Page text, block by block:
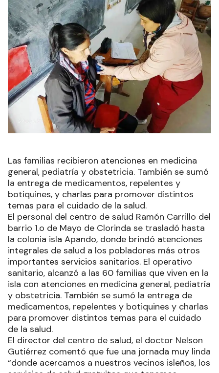
Las familias recibieron atenciones en medicina
general, pediatría y obstetricia. También se sumó
la entrega de medicamentos, repelentes y
botiquines, y charlas para promover distintos
temas para el cuidado de la salud.
El personal del centro de salud Ramón Carrillo del
barrio 1.o de Mayo de Clorinda se trasladó hasta
la colonia isla Apando, donde brindó atenciones
integrales de salud a los pobladores más otros
importantes servicios sanitarios. El operativo
sanitario, alcanzó a las 60 familias que viven en la
isla con atenciones en medicina general, pediatría
y obstetricia. También se sumó la entrega de
medicamentos, repelentes y botiquines y charlas
para promover distintos temas para el cuidado
de la salud.
El director del centro de salud, el doctor Nelson
Gutiérrez comentó que fue una jornada muy linda
“donde acercamos a nuestros vecinos isleños, los